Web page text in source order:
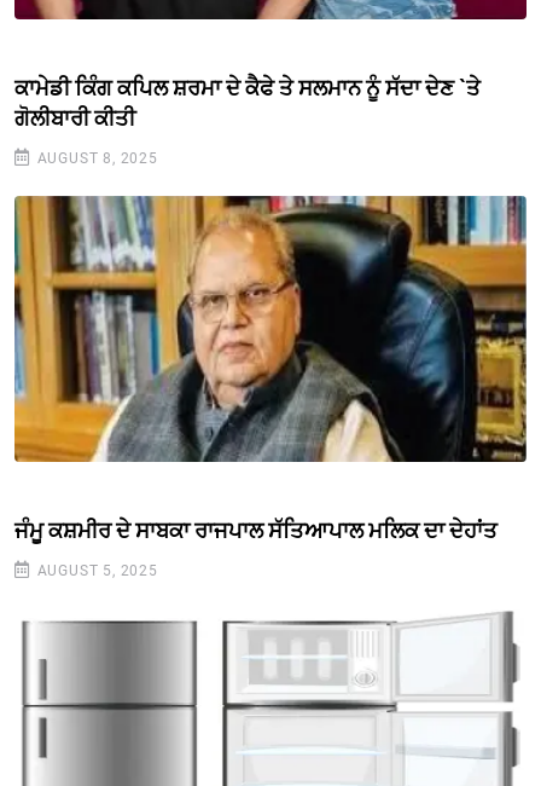
ਕਾਮੇਡੀ ਕਿੰਗ ਕਪਿਲ ਸ਼ਰਮਾ ਦੇ ਕੈਫੇ ਤੇ ਸਲਮਾਨ ਨੂੰ ਸੱਦਾ ਦੇਣ `ਤੇ
ਗੋਲੀਬਾਰੀ ਕੀਤੀ
AUGUST 8, 2025
ਜੰਮੂ ਕਸ਼ਮੀਰ ਦੇ ਸਾਬਕਾ ਰਾਜਪਾਲ ਸੱਤਿਆਪਾਲ ਮਲਿਕ ਦਾ ਦੇਹਾਂਤ
AUGUST 5, 2025